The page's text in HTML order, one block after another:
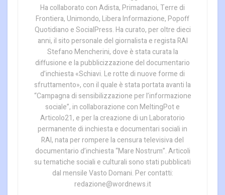
Ha collaborato con Adista, Primadanoi, Terre di
Frontiera, Unimondo, Libera Informazione, Popoff
Quotidiano e SocialPress. Ha curato, per oltre dieci
anni, il sito personale del giornalista e regista RAI
Stefano Mencherini, dove è stata curata la
diffusione e la pubblicizzazione del documentario
d’inchiesta «Schiavi. Le rotte di nuove forme di
sfruttamento», con il quale è stata portata avanti la
“Campagna di sensibilizzazione per l’informazione
sociale”, in collaborazione con MeltingPot e
Articolo21, e per la creazione di un Laboratorio
permanente di inchiesta e documentari sociali in
RAI, nata per rompere la censura televisiva del
documentario d’inchiesta “Mare Nostrum”. Articoli
su tematiche sociali e culturali sono stati pubblicati
dal mensile Vasto Domani. Per contatti:
redazione@wordnews.it